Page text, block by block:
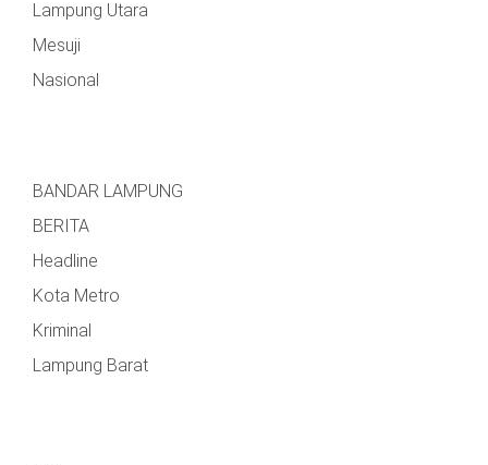
PESISIR
BARAT
TULANG
BAWANG
WAYKANAN
DPRD
LAMTIM
DPRD
MESUJI
DPRD
PESISIR
DPRD
Lampung Utara
Mesuji
Nasional
BANDAR LAMPUNG
BERITA
Headline
Kota Metro
Kriminal
Lampung Barat